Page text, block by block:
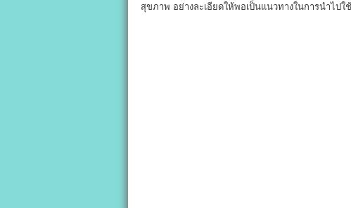
สุขภาพ อย่างละเอียดให้พอเป็นแนวทางในการนำไปใช้